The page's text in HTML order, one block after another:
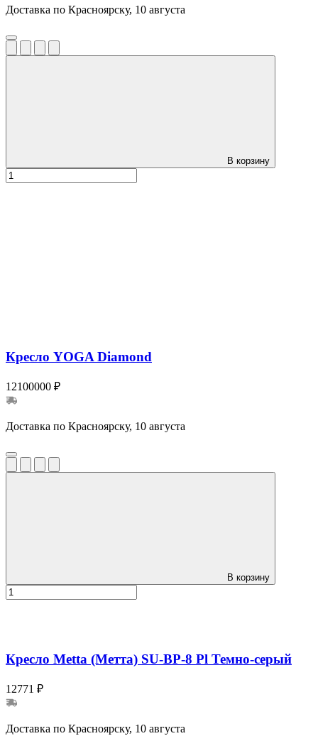
Доставка по Красноярску, 10 августа
В корзину
Кресло YOGA Diamond
12100000 ₽
Доставка по Красноярску, 10 августа
В корзину
Кресло Metta (Метта) SU-BP-8 Pl Темно-серый
12771 ₽
Доставка по Красноярску, 10 августа